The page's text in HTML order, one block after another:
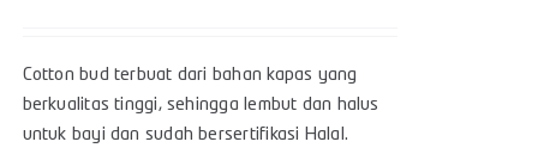
Cotton bud terbuat dari bahan kapas yang
berkualitas tinggi, sehingga lembut dan halus
untuk bayi dan sudah bersertifikasi Halal.